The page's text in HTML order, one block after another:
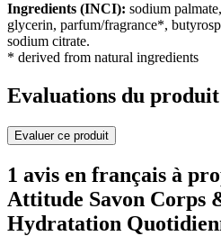
Ingredients (INCI): sodium
glycerin, parfum/fragrance*,
sodium citrate.
* derived from natural ingredients
Evaluations du produit
Evaluer ce produit
1 avis en français à
Attitude Savon Corps
Hydratation